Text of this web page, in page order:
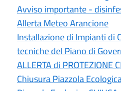
Avviso importante -
Allerta Meteo Arancione
Installazione di Impianti di
tecniche del Piano di
ALLERTA di
Chiusura Piazzola